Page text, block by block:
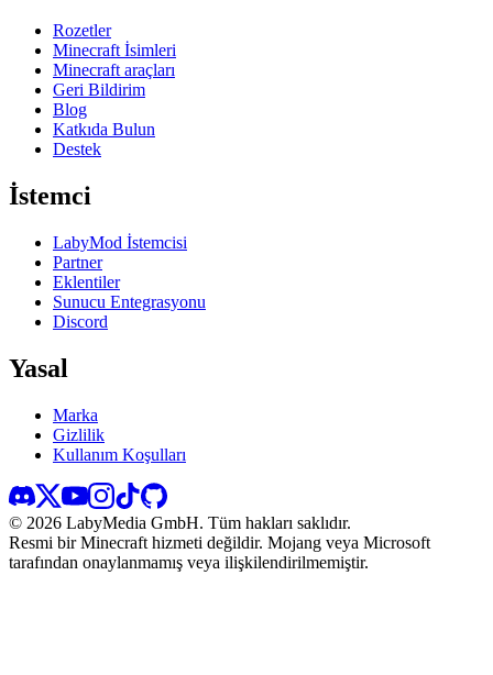
Rozetler
Minecraft İsimleri
Minecraft araçları
Geri Bildirim
Blog
Katkıda Bulun
Destek
İstemci
LabyMod İstemcisi
Partner
Eklentiler
Sunucu Entegrasyonu
Discord
Yasal
Marka
Gizlilik
Kullanım Koşulları
© 2026 LabyMedia GmbH. Tüm hakları saklıdır.
Resmi bir Minecraft hizmeti değildir. Mojang veya Microsoft
tarafından onaylanmamış veya ilişkilendirilmemiştir.